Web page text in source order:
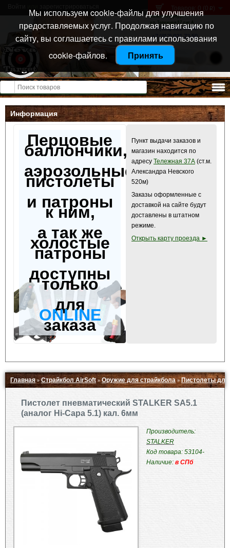
Санкт-Петербург
ул. Тележная 37 лит А
+7 (911) 021-04-08
+7 (812) 921-73-50
Товаров: 0 (0 p )
Открыть меню
Информация
Перцовые
баллончики,
аэрозольные
пистолеты
и патроны
к ним,
а так же
холостые
патроны
доступны
только
для
ONLINE
заказа
Пункт выдачи заказов и
магазин находится по
адресу Тележная 37А (ст.м.
Александра Невского
520м)
Заказы оформленные с
доставкой на сайте будут
доставлены в штатном
режиме.
Открыть карту проезда ►
Главная»Страйкбол AirSoft » Оружие для страйкбола»Пистолеты для
Пистолет пневматический STALKER SA5.1
(аналог Hi-Capa 5.1) кал. 6мм
Производитель:
STALKER
Код товара: 53104-
Наличие: в СПб
Мы используем cookie-файлы для улучшения
предоставляемых услуг. Продолжая навигацию по
сайту, вы соглашаетесь с правилами использования
cookie-файлов.
Принять